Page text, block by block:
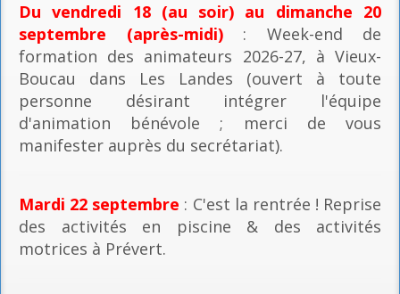
Du vendredi 18 (au soir) au dimanche 20
septembre (après-midi): Week-end de
formation des animateurs 2026-27, à Vieux-
Boucau dans Les Landes (ouvert à toute
personne désirant intégrer l'équipe
d'animation bénévole ; merci de vous
manifester auprès du secrétariat).
Mardi 22 septembre : C'est la rentrée ! Reprise
des activités en piscine & des activités
motrices à Prévert.